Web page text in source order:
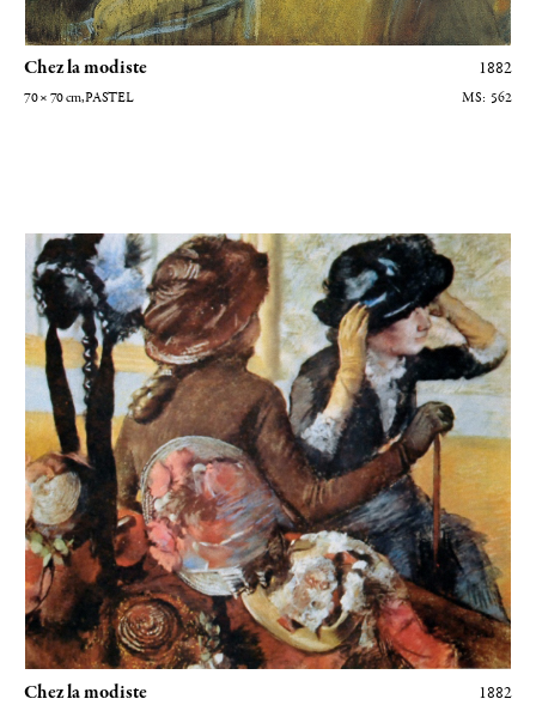
Chez la modiste 1882
70 × 70cm , PASTEL 562
Chez la modiste
Chez la modiste 1882